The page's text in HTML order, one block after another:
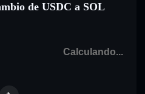
de USDC a SOL